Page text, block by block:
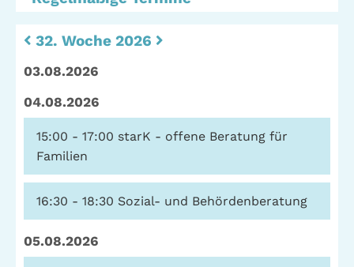
Spenden: Investieren Sie in die GWA!
News
Kontakt Impressum Datenschutz
32. Woche 2026
03.08.2026
04.08.2026
15:00 - 17:00 starK - offene Beratung für
Familien
16:30 - 18:30 Sozial- und Behördenberatung
05.08.2026